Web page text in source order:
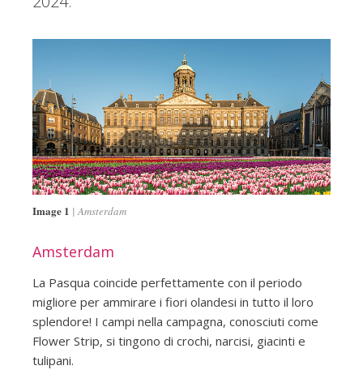
Image 1 Amsterdam
Amsterdam
La Pasqua coincide perfettamente con il periodo
migliore per ammirare i fiori olandesi in tutto il loro
splendore! I campi nella campagna, conosciuti come
Flower Strip, si tingono di crochi, narcisi, giacinti e
tulipani.